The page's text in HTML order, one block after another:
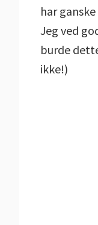
har
Jeg ved
burde
ikke!)